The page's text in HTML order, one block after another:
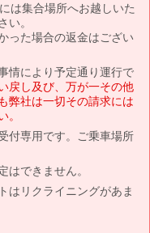
は集合場所へお越しいた
い。
った場合の返金はござい
情により予定通り運行で
戻し及び、万が一その他
弊社は一切その請求には
。
付専用です。ご乗車場所
はできません。
はリクライニングがあま